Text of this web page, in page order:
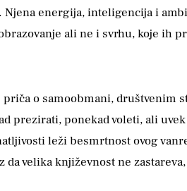
energija, inteligencija i
ali ne i svrhu, koje ih
o samoobmani,
prezirati, ponekad voleti, ali
leži besmrtnost ovog
velika književnost ne